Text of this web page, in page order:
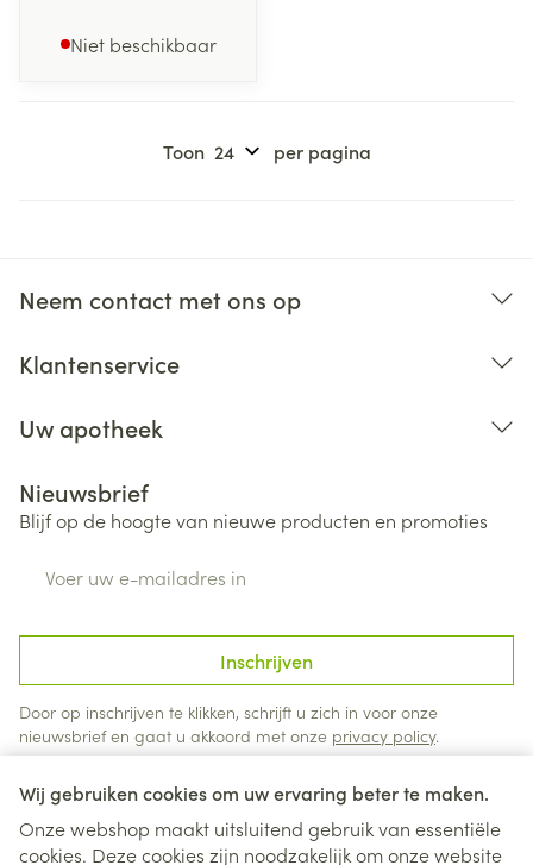
Wij gebruiken cookies om uw ervaring beter te maken.
Onze webshop maakt uitsluitend gebruik van essentiële
cookies. Deze cookies zijn noodzakelijk om onze website
Niet beschikbaar
Toon per pagina
Neem contact met ons op
Klantenservice
Uw apotheek
Nieuwsbrief
Blijf op de hoogte van nieuwe producten en promoties
Inschrijven
Door op inschrijven te klikken, schrijft u zich in voor onze
nieuwsbrief en gaat u akkoord met onze privacy policy.